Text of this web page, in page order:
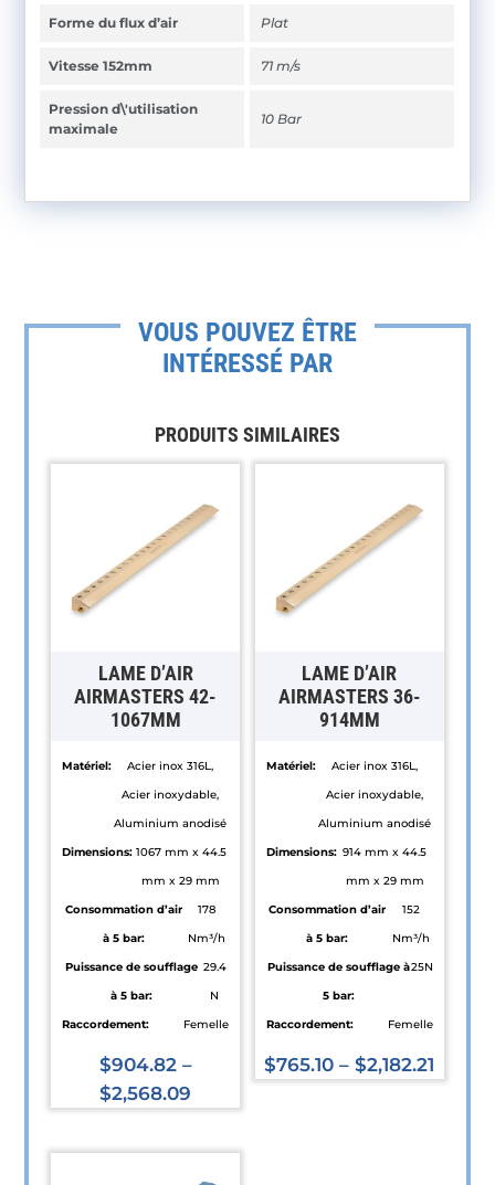
Forme du flux d’air Plat
Vitesse 152mm 71 m/s
Pression d\'utilisation
maximale
10 Bar
VOUS POUVEZ ÊTRE
INTÉRESSÉ PAR
PRODUITS SIMILAIRES
LAME D’AIR
AIRMASTERS 42-
1067MM
Matériel:
Acier inox 316L,
Acier inoxydable,
Aluminium anodisé
Dimensions: 1067 mm x 44.5
mm x 29 mm
Consommation d’air
à 5 bar:
178
Nm³/h
Puissance de soufflage
à 5 bar:
29.4
N
Raccordement:
Femelle
$904.82–
$2,568.09
produit
LAME D’AIR
AIRMASTERS 36-
914MM
Matériel:
Acier inox 316L,
Acier inoxydable,
Aluminium anodisé
Dimensions: 914 mm x 44.5
mm x 29 mm
Consommation d’air
à 5 bar:
152
Nm³/h
Puissance de soufflage à
5 bar:
25N
Raccordement: Femelle
$765.10 –$2,182.21